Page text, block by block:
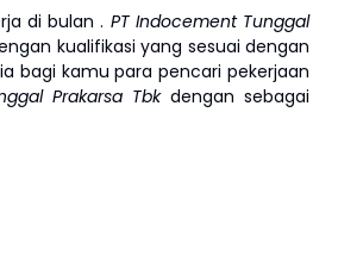
di bulan. PT Indocement Tunggal
kualifikasi yang sesuai dengan
bagi kamu para pencari pekerjaan
Prakarsa Tbk dengan sebagai